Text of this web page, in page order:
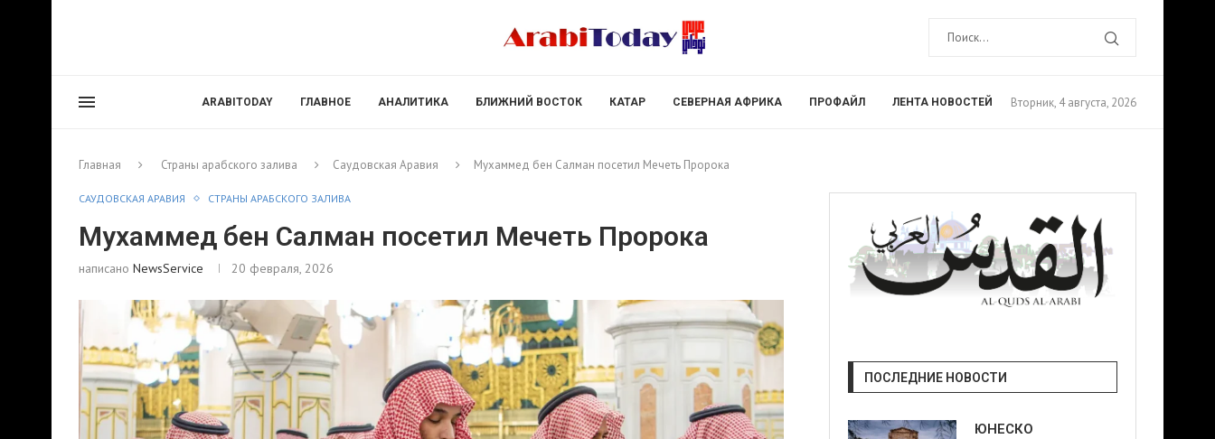
ARABITODAY ГЛАВНОЕ АНАЛИТИКА БЛИЖНИЙ ВОСТОК КАТАР СЕВЕРНАЯ АФРИКА ПРОФАЙЛ ЛЕНТА НОВОСТЕЙ Вторник, 4 августа, 2026
Главная Страны арабского залива Саудовская Аравия Мухаммед бен Салман посетил Мечеть Пророка
САУДОВСКАЯ АРАВИЯ СТРАНЫ АРАБСКОГО ЗАЛИВА
Мухаммед бен Салман посетил Мечеть Пророка
написано NewsService 20 февраля, 2026
ПОСЛЕДНИЕ НОВОСТИ
ЮНЕСКО